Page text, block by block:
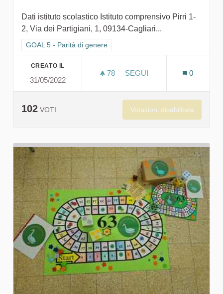
Dati istituto scolastico Istituto comprensivo Pirri 1-
2, Via dei Partigiani, 1, 09134-Cagliari...
Filtra i risultati per categoria: GOAL 5 - Parità di genere
GOAL 5 - Parità di genere
CREATO IL
31/05/2022
78 78 SOSTENITORI
SEGUI
0
102 VOTI Votazioni disabilitate